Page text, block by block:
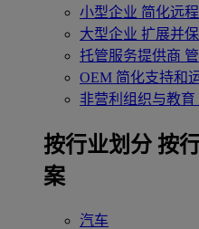
小型企业 简化远
大型企业 扩展并
托管服务提供商
OEM 简化支持和
非营利组织与教育
‌按行业划分 按
案
汽车